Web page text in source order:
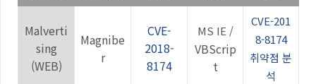
Malverti
sing
(WEB)
Magnibe
r
CVE-
2018-
8174
MS IE /
VBScrip
t
CVE-201
8-8174
취약점 분
석